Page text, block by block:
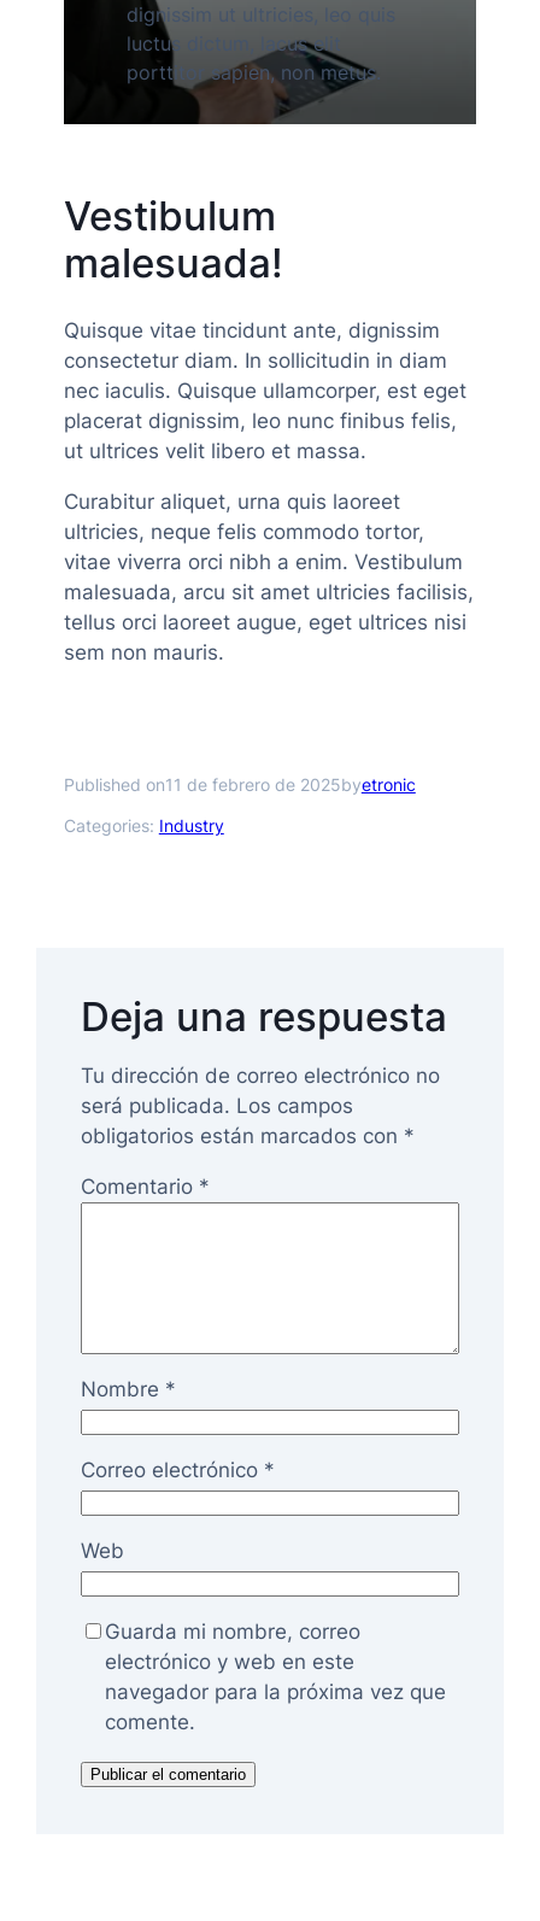
dignissim ut ultricies, leo quis
luctus dictum, lacus elit
porttitor sapien, non metus.
Vestibulum
malesuada!
Quisque vitae tincidunt ante, dignissim
consectetur diam. In sollicitudin in diam
nec iaculis. Quisque ullamcorper, est eget
placerat dignissim, leo nunc finibus felis,
ut ultrices velit libero et massa.
Curabitur aliquet, urna quis laoreet
ultricies, neque felis commodo tortor,
vitae viverra orci nibh a enim. Vestibulum
malesuada, arcu sit amet ultricies facilisis,
tellus orci laoreet augue, eget ultrices nisi
sem non mauris.
Published on11 de febrero de 2025byetronic
Categories: Industry
Deja una respuesta
Tu dirección de correo electrónico no
será publicada. Los campos
obligatorios están marcados con *
Comentario *
Nombre *
Correo electrónico *
Web
Guarda mi nombre, correo
electrónico y web en este
navegador para la próxima vez que
comente.